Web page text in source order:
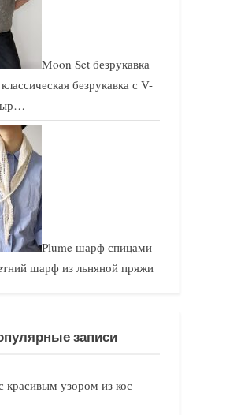
Moon Set безрукавка
безрукавка с V-
Plume шарф спицами
шарф из льняной пряжи
записи
красивым узором из кос